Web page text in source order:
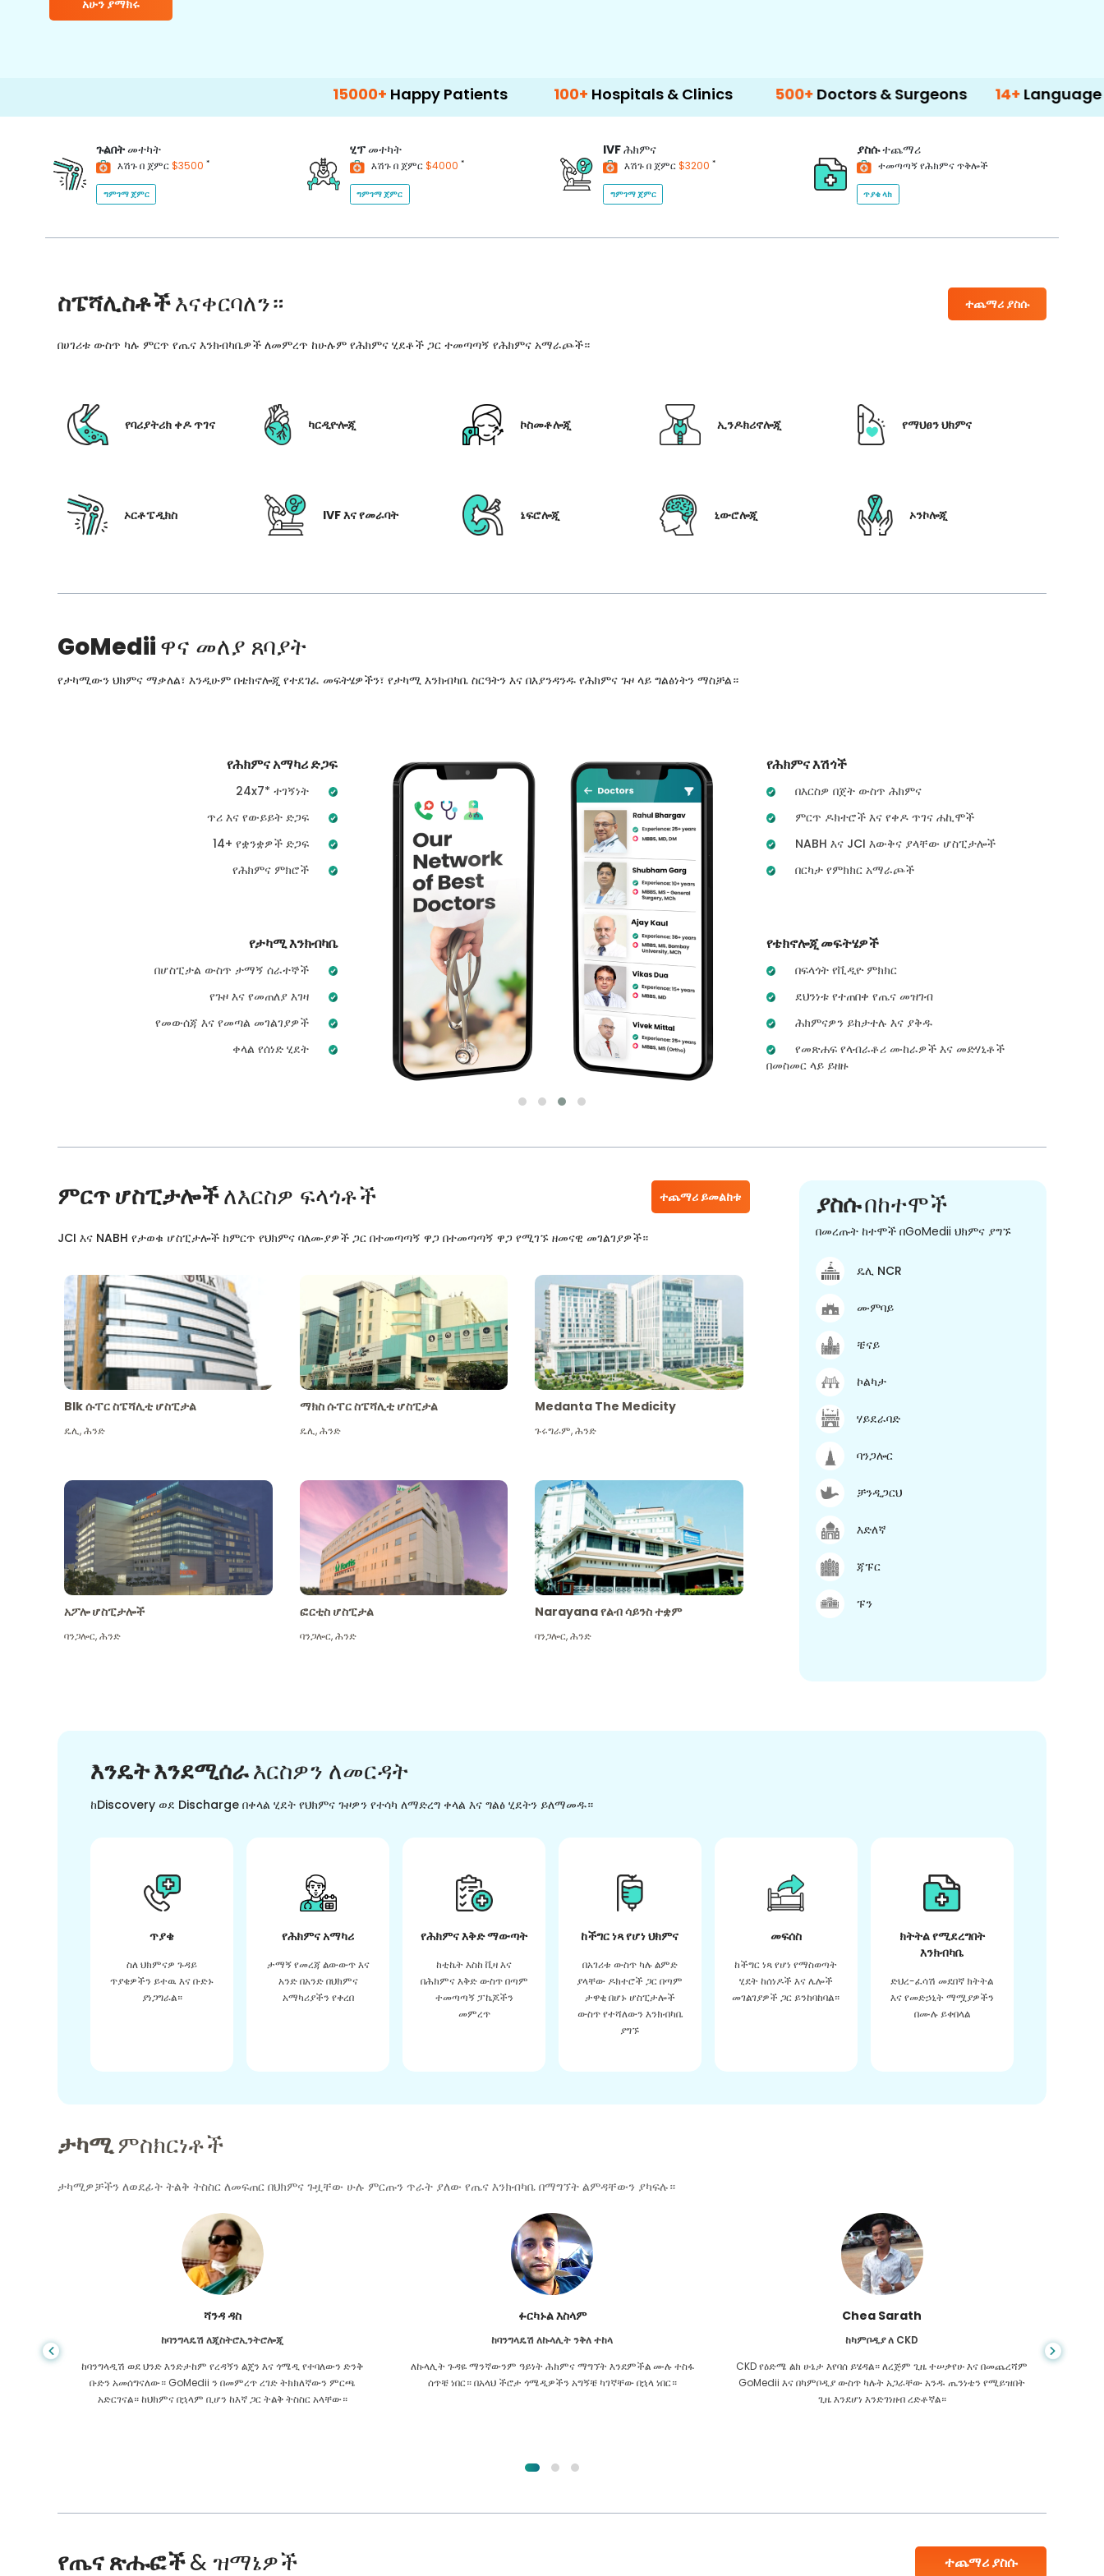
አሁን ያማክሩ
Happy Patients 100+ Hospitals & Clinics 500+ Doctors & Surgeons 14+Language Support
ጉልበትመተካት
እሽጉ በ ጀምር$3500 *
ግምገማ ጀምር
ሂፕመተካት
እሽጉ በ ጀምር$4000 *
ግምገማ ጀምር
IVFሕክምና
እሽጉ በ ጀምር$3200 *
ግምገማ ጀምር
ያስሱተጨማሪ
ተመጣጣኝ የሕክምና ጥቅሎች
ጥያቄ ላክ
ስፔሻሊስቶችእናቀርባለን። ተጨማሪ ያስሱ
በሀገሪቱ ውስጥ ካሉ ምርጥ የጤና እንክብካቤዎች ለመምረጥ ከሁሉም የሕክምና ሂደቶች ጋር ተመጣጣኝ የሕክምና አማራጮች።
የባሪያትሪክ ቀዶ ጥገና ካርዲዮሎጂ ኮስመቶሎጂ ኢንዶክሪኖሎጂ የማህፀን ህክምና
ኦርቶፔዲክስ IVF እና የመራባት ኔፍሮሎጂ ኒውሮሎጂ ኦንኮሎጂ
GoMediiዋና መለያ ጸባያት
የታካሚውን ህክምና ማቃለል፣ እንዲሁም በቴክኖሎጂ የተደገፈ መፍትሄዎችን፣ የታካሚ እንክብካቤ ስርዓትን እና በእያንዳንዱ የሕክምና ጉዞ ላይ ግልፅነትን ማስቻል።
የሕክምና አማካሪ ድጋፍ
24x7* ተገኝነት
ጥሪ እና የውይይት ድጋፍ
14+ የቋንቋዎች ድጋፍ
የሕክምና ምክሮች
የታካሚ እንክብካቤ
በሆስፒታል ውስጥ ታማኝ ሰራተኞች
የጉዞ እና የመጠለያ እገዛ
የመውሰጃ እና የመጣል መገልገያዎች
ቀላል የሰነድ ሂደት
የሕክምና እሽጎች
በእርስዎ በጀት ውስጥ ሕክምና
ምርጥ ዶክተሮች እና የቀዶ ጥገና ሐኪሞች
NABH እና JCI እውቅና ያላቸው ሆስፒታሎች
በርካታ የምክክር አማራጮች
የቴክኖሎጂ መፍትሄዎች
በፍላጎት የቪዲዮ ምክክር
ደህንነቱ የተጠበቀ የጤና መዝገብ
ሕክምናዎን ይከታተሉ እና ያቅዱ
የመጽሐፍ የላብራቶሪ ሙከራዎች እና መድሃኒቶች
በመስመር ላይ ይዘዙ
ምርጥ ሆስፒታሎችለእርስዎ ፍላጎቶች ተጨማሪ ይመልከቱ
JCI እና NABH የታወቁ ሆስፒታሎች ከምርጥ የህክምና ባለሙያዎች ጋር በተመጣጣኝ ዋጋ በተመጣጣኝ ዋጋ የሚገኙ ዘመናዊ መገልገያዎች።
Blk ሱፐር ስፔሻሊቲ ሆስፒታል
ዴሊ,ሕንድ
ማክስ ሱፐር ስፔሻሊቲ ሆስፒታል
ዴሊ,ሕንድ
Medanta The Medicity
ጉሩግራም,ሕንድ
አፖሎ ሆስፒታሎች
ባንጋሎር,ሕንድ
ፎርቲስ ሆስፒታል
ባንጋሎር,ሕንድ
Narayana የልብ ሳይንስ ተቋም
ባንጋሎር,ሕንድ
ያስሱበከተሞች
በመረጡት ከተሞች በGoMedii ህክምና ያግኙ
ዴሊ NCR
ሙምባይ
ቼናይ
ኮልካታ
ሃይደራባድ
ባንጋሎር
ቻንዲጋርህ
እድለኛ
ጃፑር
ፑን
እንዴት እንደሚሰራእርስዎን ለመርዳት
ከDiscovery ወደ Discharge በቀላል ሂደት የህክምና ጉዞዎን የተሳካ ለማድረግ ቀላል እና ግልፅ ሂደትን ይለማመዱ።
ጥያቄ
ስለ ህክምናዎ ጉዳይ
ጥያቄዎችን ይተዉ እና ቡድኑ
ያነጋግራል።
የሕክምና አማካሪ
ታማኝ የመረጃ ልውውጥ እና
አንድ በአንድ በህክምና
አማካሪያችን የቀረበ
የሕክምና እቅድ ማውጣት
ከቲኬት እስከ ቪዛ እና
በሕክምና እቅድ ውስጥ በጣም
ተመጣጣኝ ፓኬጆችን
መምረጥ
ከችግር ነጻ የሆነ ህክምና
በአገሪቱ ውስጥ ካሉ ልምድ
ያላቸው ዶክተሮች ጋር በጣም
ታዋቂ በሆኑ ሆስፒታሎች
ውስጥ የተሻለውን እንክብካቤ
ያግኙ
መፍሰስ
ከችግር ነጻ የሆነ የማስወጣት
ሂደት ከሰነዶች እና ሌሎች
መገልገያዎች ጋር ይንከባከባል።
ክትትል የሚደረግበት
እንክብካቤ
ድህረ-ፈሳሽ መደበኛ ክትትል
እና የመድኃኒት ማሟያዎችን
በሙሉ ይቀበላል
ታካሚምስክርነቶች
ታካሚዎቻችን ለወደፊት ትልቅ ትስስር ለመፍጠር በህክምና ጉዟቸው ሁሉ ምርጡን ጥራት ያለው የጤና እንክብካቤ በማግኘት ልምዳቸውን ያካፍሉ።
ሻንዳ ዳስ
ከባንግላዴሽ ለጂስትሮኢንትሮሎጂ
ከባንግላዲሽ ወደ ህንድ እንድታከም የረዳኝን ልጄን እና ጎሜዲ የተባለውን ድንቅ
ቡድን አመሰግናለው። GoMedii ን በመምረጥ ረገድ ትክክለኛውን ምርጫ
አድርገናል። ከህክምና በኋላም ቢሆን ከእኛ ጋር ትልቅ ትስስር አላቸው።
ፉርካኑል እስላም
ከባንግላዴሽ ለኩላሊት ንቅለ ተከላ
ለኩላሊት ጉዳዬ ማንኛውንም ዓይነት ሕክምና ማግኘት እንደምችል ሙሉ ተስፋ
ሰጥቼ ነበር። በአላህ ችሮታ ጎሜዲዎችን አግኝቼ ካገኛቸው በኋላ ነበር።
Chea Sarath
ከካምቦዲያ ለ CKD
CKD የዕድሜ ልክ ሁኔታ እየባሰ ይሄዳል። ለረጅም ጊዜ ተሠቃየሁ እና በመጨረሻም
GoMedii እና በካምቦዲያ ውስጥ ካሉት አጋራቸው አንዱ ጤንነቴን የሚይዝበት
ጊዜ እንደሆነ እንድገነዘብ ረድቶኛል።
የጤና ጽሑፎች& ዝማኔዎች ተጨማሪ ያስሱ